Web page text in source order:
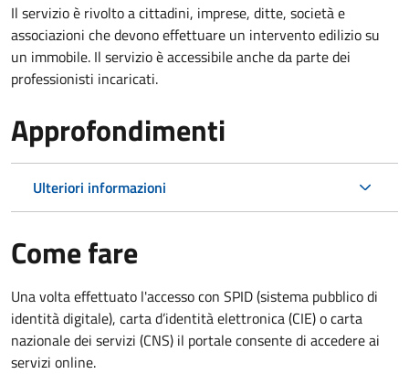
Il servizio è rivolto a cittadini, imprese, ditte, società e
associazioni che devono effettuare un intervento edilizio su
un immobile. Il servizio è accessibile anche da parte dei
professionisti incaricati.
Approfondimenti
Ulteriori informazioni
Come fare
Una volta effettuato l'accesso con SPID (sistema pubblico di
identità digitale), carta d’identità elettronica (CIE) o carta
nazionale dei servizi (CNS) il portale consente di accedere ai
servizi online.